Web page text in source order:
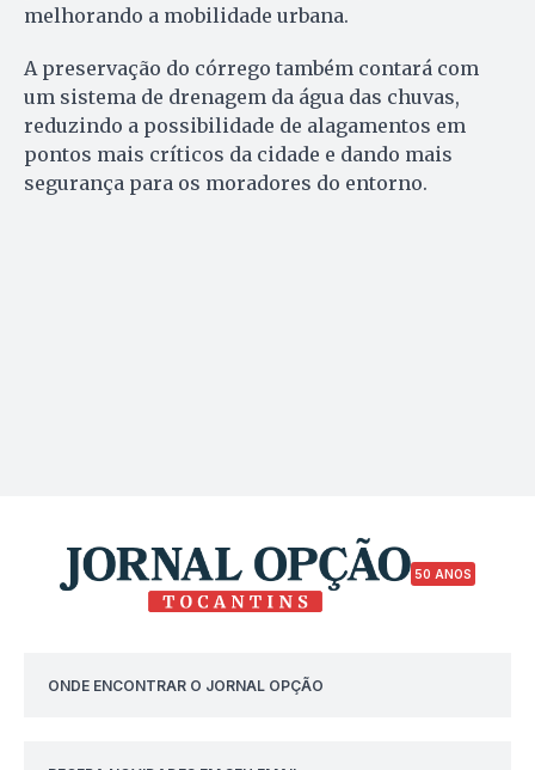
melhorando a mobilidade urbana.
A preservação do córrego também contará com
um sistema de drenagem da água das chuvas,
reduzindo a possibilidade de alagamentos em
pontos mais críticos da cidade e dando mais
segurança para os moradores do entorno.
50 ANOS
ONDE ENCONTRAR O JORNAL OPÇÃO